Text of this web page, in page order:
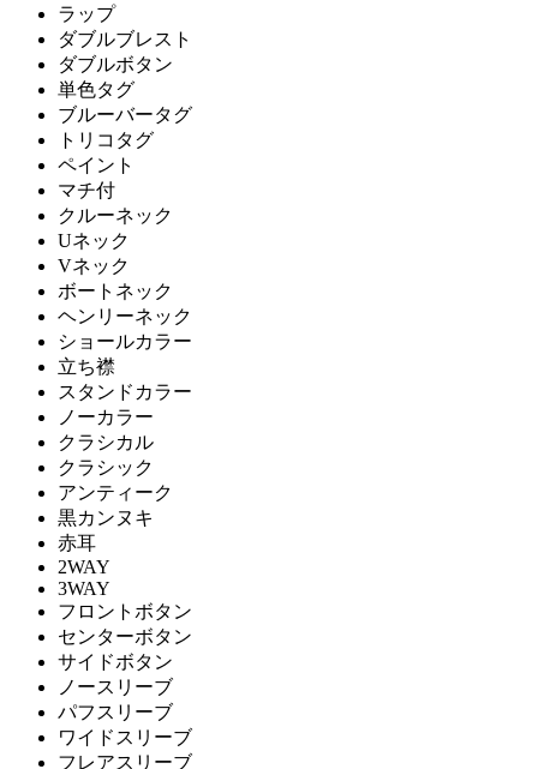
ラップ
ダブルブレスト
ダブルボタン
単色タグ
ブルーバータグ
トリコタグ
ペイント
マチ付
クルーネック
Uネック
Vネック
ボートネック
ヘンリーネック
ショールカラー
立ち襟
スタンドカラー
ノーカラー
クラシカル
クラシック
アンティーク
黒カンヌキ
赤耳
2WAY
3WAY
フロントボタン
センターボタン
サイドボタン
ノースリーブ
パフスリーブ
ワイドスリーブ
フレアスリーブ